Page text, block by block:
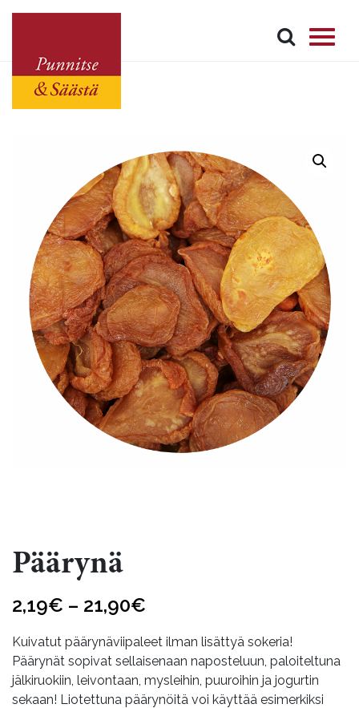
Päärynä
2,19€ – 21,90€
2,19€
-
21,90€
Kuivatut päärynäviipaleet ilman lisättyä sokeria!
Päärynät sopivat sellaisenaan naposteluun, paloiteltuna
jälkiruokiin, leivontaan, mysleihin, puuroihin ja jogurtin
sekaan! Liotettuna päärynöitä voi käyttää esimerkiksi